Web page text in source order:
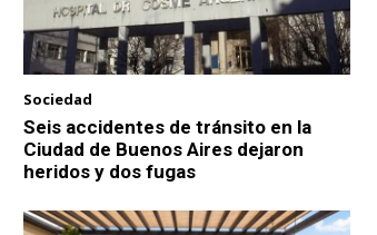
Sociedad
Seis accidentes de tránsito en la
Ciudad de Buenos Aires dejaron
heridos y dos fugas